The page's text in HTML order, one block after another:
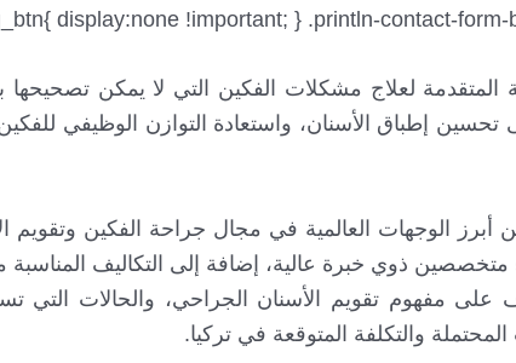
المتقدمة لعلاج مشكلات الفكين التي لا يمكن تصحيحها
تحسين إطباق الأسنان، واستعادة التوازن الوظيفي
أبرز الوجهات العالمية في مجال جراحة الفكين وتقويم
متخصصين ذوي خبرة عالية، إضافة إلى التكاليف المناسبة
على مفهوم تقويم الأسنان الجراحي، والحالات التي
والتكلفة المتوقعة في تركيا.